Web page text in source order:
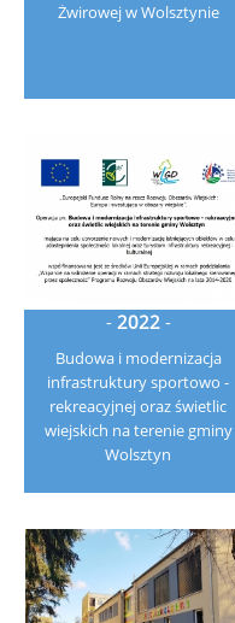
Żwirowej w Wolsztynie
- 2022 -
Budowa i modernizacja
infrastruktury sportowo -
rekreacyjnej oraz świetlic
wiejskich na terenie gminy
Wolsztyn